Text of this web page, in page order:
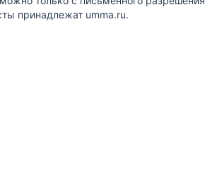
принадлежат umma.ru.